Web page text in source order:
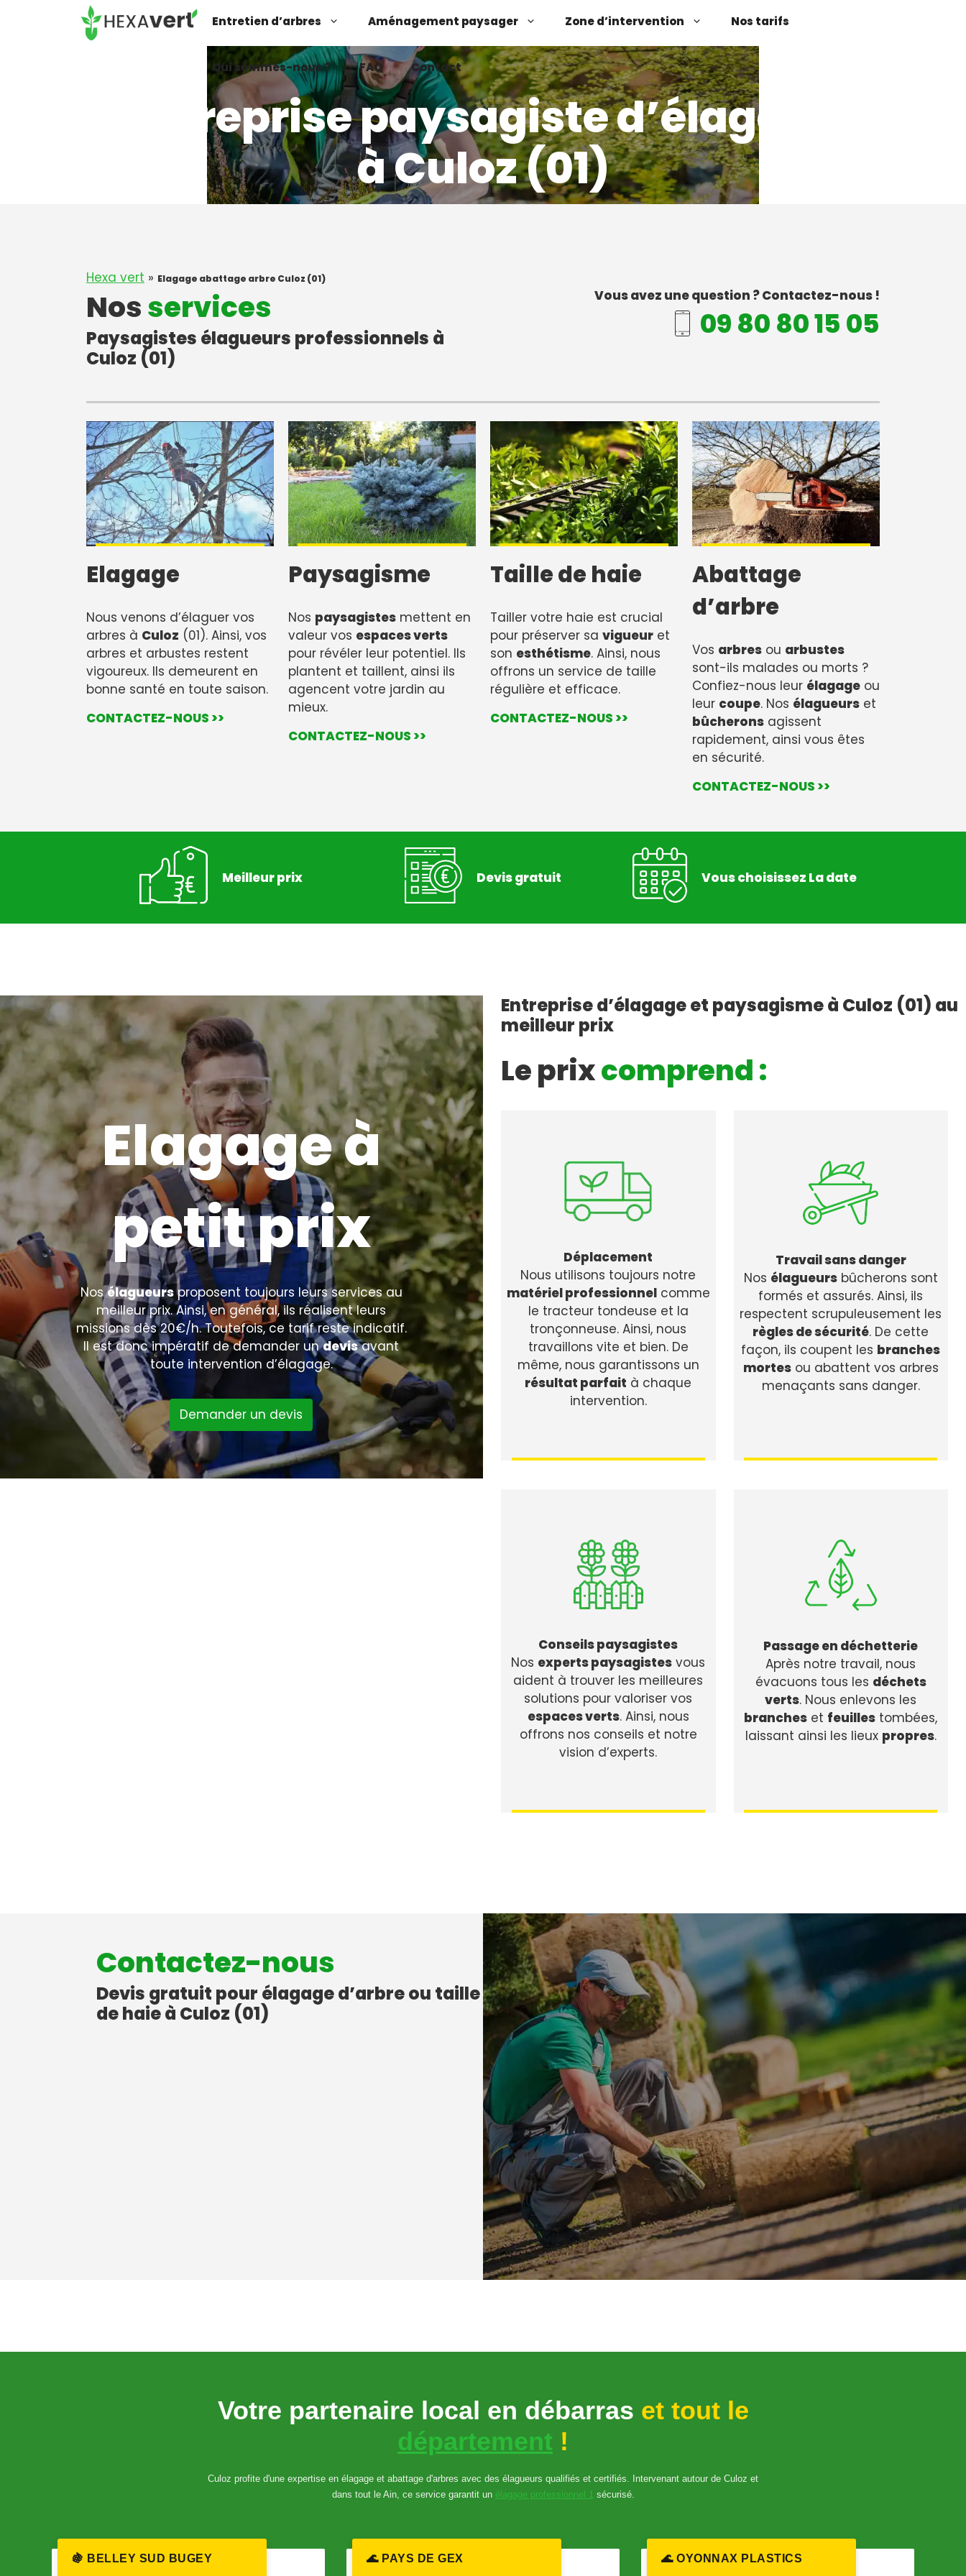
Entretien d’arbres Aménagement paysager Zone d’intervention Nos tarifs
Qui sommes-nous ? FAQ Contact
Entreprise paysagiste d’élagage
à Culoz (01)
Hexa vert » Elagage abattage arbre Culoz (01)
Nosservices
Paysagistes élagueurs professionnels à
Culoz (01)
Vous avez une question ? Contactez-nous !
09 80 80 15 05
Elagage
Nous venons d’élaguer vos
arbres à Culoz (01). Ainsi, vos
arbres et arbustes restent
vigoureux. Ils demeurent en
bonne santé en toute saison.
CONTACTEZ-NOUS >>
Paysagisme
Nos paysagistes mettent en
valeur vos espaces verts
pour révéler leur potentiel. Ils
plantent et taillent, ainsi ils
agencent votre jardin au
mieux.
CONTACTEZ-NOUS >>
Taille de haie
Tailler votre haie est crucial
pour préserver sa vigueur et
son esthétisme. Ainsi, nous
offrons un service de taille
régulière et efficace.
CONTACTEZ-NOUS >>
Abattage
d’arbre
Vos arbres ou arbustes
sont-ils malades ou morts ?
Confiez-nous leur élagage ou
leur coupe. Nos élagueurs et
bûcherons agissent
rapidement, ainsi vous êtes
en sécurité.
CONTACTEZ-NOUS >>
Meilleur prix Devis gratuit Vous choisissez La date
Elagage à
petit prix
Nosélagueursproposent toujours leurs services au
meilleur prix. Ainsi, en général, ils réalisent leurs
missions dès 20€/h. Toutefois, ce tarif reste indicatif.
Il est donc impératif de demander undevisavant
toute intervention d’élagage.
Demander un devis
Entreprise d’élagage et paysagisme à Culoz (01) au
meilleur prix
Le prixcomprend :
Déplacement
Nous utilisons toujours notre
matériel professionnelcomme
le tracteur tondeuse et la
tronçonneuse. Ainsi, nous
travaillons vite et bien. De
même, nous garantissons un
résultat parfait à chaque
intervention.
Travail sans danger
Nos élagueursbûcherons sont
formés et assurés. Ainsi, ils
respectent scrupuleusement les
règles de sécurité. De cette
façon, ils coupent les branches
mortesou abattent vos arbres
menaçants sans danger.
Conseils paysagistes
Nos experts paysagistes vous
aident à trouver les meilleures
solutions pour valoriser vos
espaces verts. Ainsi, nous
offrons nos conseils et notre
vision d’experts.
Passage en déchetterie
Après notre travail, nous
évacuons tous les déchets
verts. Nous enlevons les
branches et feuilles tombées,
laissant ainsi les lieux propres.
Contactez-nous
Devis gratuit pour élagage d’arbre ou taille
de haie à Culoz (01)
Votre partenaire local en débarras et tout le
département !
Culoz profite d'une expertise en élagage et abattage d'arbres avec des élagueurs qualifiés et certifiés. Intervenant autour de Culoz et
dans tout le Ain, ce service garantit un élagage professionnel 1 sécurisé.
🍇 BELLEY SUD BUGEY 🌊 PAYS DE GEX 🌊 OYONNAX PLASTICS